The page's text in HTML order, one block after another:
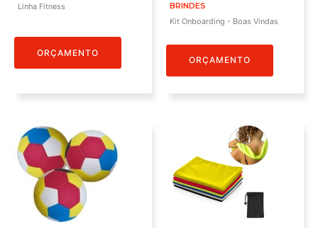
Linha Fitness
ORÇAMENTO
BRINDES
Kit Onboarding - Boas Vindas
ORÇAMENTO